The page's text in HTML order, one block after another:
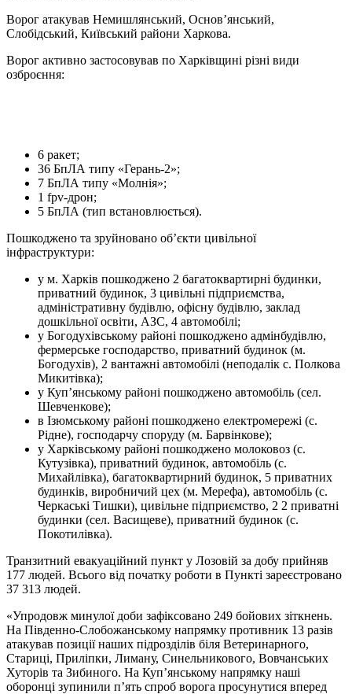
Ворог атакував Немишлянський, Основ’янський,
Слобідський, Київський райони Харкова.
Ворог активно застосовував по Харківщині різні види
озброєння:
6 ракет;
36 БпЛА типу «Герань-2»;
7 БпЛА типу «Молнія»;
1 fpv-дрон;
5 БпЛА (тип встановлюється).
Пошкоджено та зруйновано обʼєкти цивільної
інфраструктури:
у м. Харків пошкоджено 2 багатоквартирні будинки,
приватний будинок, 3 цивільні підприємства,
адміністративну будівлю, офісну будівлю, заклад
дошкільної освіти, АЗС, 4 автомобілі;
у Богодухівському районі пошкоджено адмінбудівлю,
фермерське господарство, приватний будинок (м.
Богодухів), 2 вантажні автомобілі (неподалік с. Полкова
Микитівка);
у Куп’янському районі пошкоджено автомобіль (сел.
Шевченкове);
в Ізюмському районі пошкоджено електромережі (с.
Рідне), господарчу споруду (м. Барвінкове);
у Харківському районі пошкоджено молоковоз (с.
Кутузівка), приватний будинок, автомобіль (с.
Михайлівка), багатоквартирний будинок, 5 приватних
будинків, виробничий цех (м. Мерефа), автомобіль (с.
Черкаські Тишки), цивільне підприємство, 2 2 приватні
будинки (сел. Васищеве), приватний будинок (с.
Покотилівка).
Транзитний евакуаційний пункт у Лозовій за добу прийняв
177 людей. Всього від початку роботи в Пункті зареєстровано
37 313 людей.
«Упродовж минулої доби зафіксовано 249 бойових зіткнень.
На Південно-Слобожанському напрямку противник 13 разів
атакував позиції наших підрозділів біля Ветеринарного,
Стариці, Приліпки, Лиману, Синельникового, Вовчанських
Хуторів та Зибиного. На Куп’янському напрямку наші
оборонці зупинили п’ять спроб ворога просунутися вперед